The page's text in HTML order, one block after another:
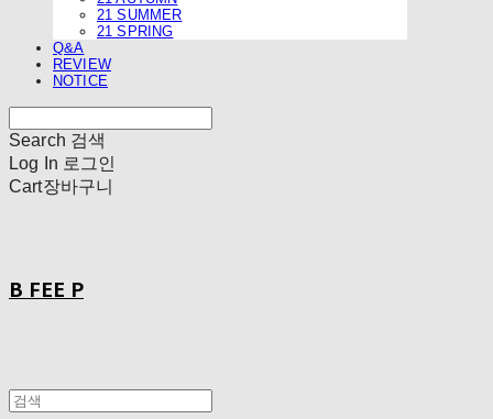
21 SUMMER
21 SPRING
Q&A
REVIEW
NOTICE
Search 검색
Log In 로그인
Cart장바구니
B FEE P